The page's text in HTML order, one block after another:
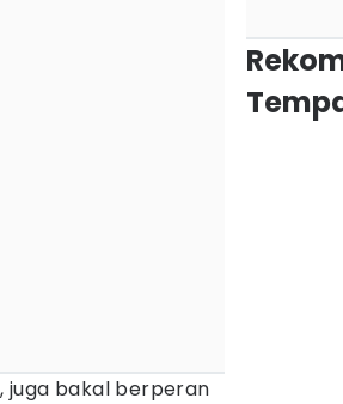
juga bakal berperan